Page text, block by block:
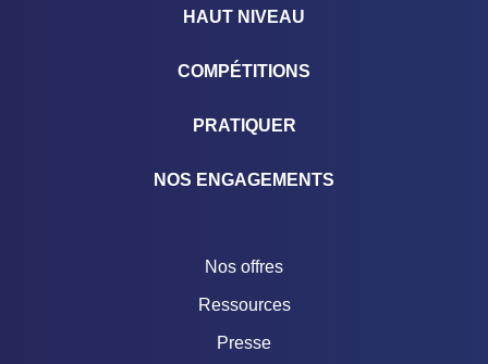
HAUT NIVEAU
COMPÉTITIONS
PRATIQUER
NOS ENGAGEMENTS
Nos offres
Ressources
Presse